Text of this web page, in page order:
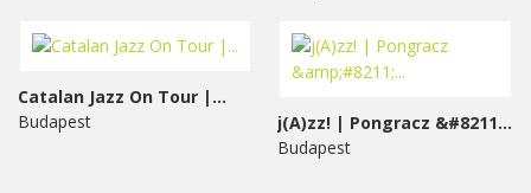
Catalan Jazz On Tour |...
Budapest
j(A)zz! | Pongracz &#8211;...
Budapest